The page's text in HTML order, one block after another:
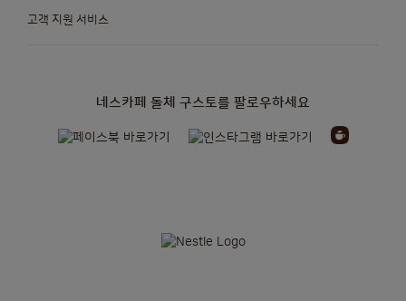
네스카페 돌체 구스토를 팔로우하세요
고객 지원 서비스